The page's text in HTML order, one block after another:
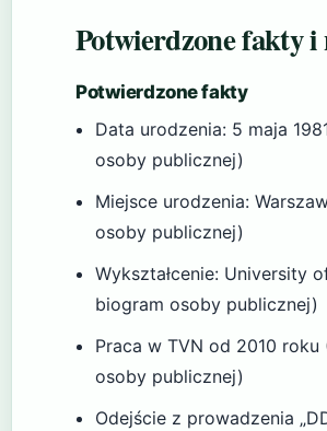
Potwierdzone fakty i
Potwierdzone fakty
Data urodzenia: 5 maja
osoby publicznej)
Miejsce urodzenia:
osoby publicznej)
Wykształcenie: University
biogram osoby publicznej)
Praca w TVN od 2010
osoby publicznej)
Odejście z prowadzenia